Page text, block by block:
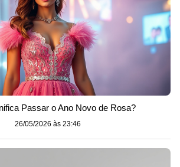
Passar o Ano Novo de Rosa?
26/05/2026 às 23:46